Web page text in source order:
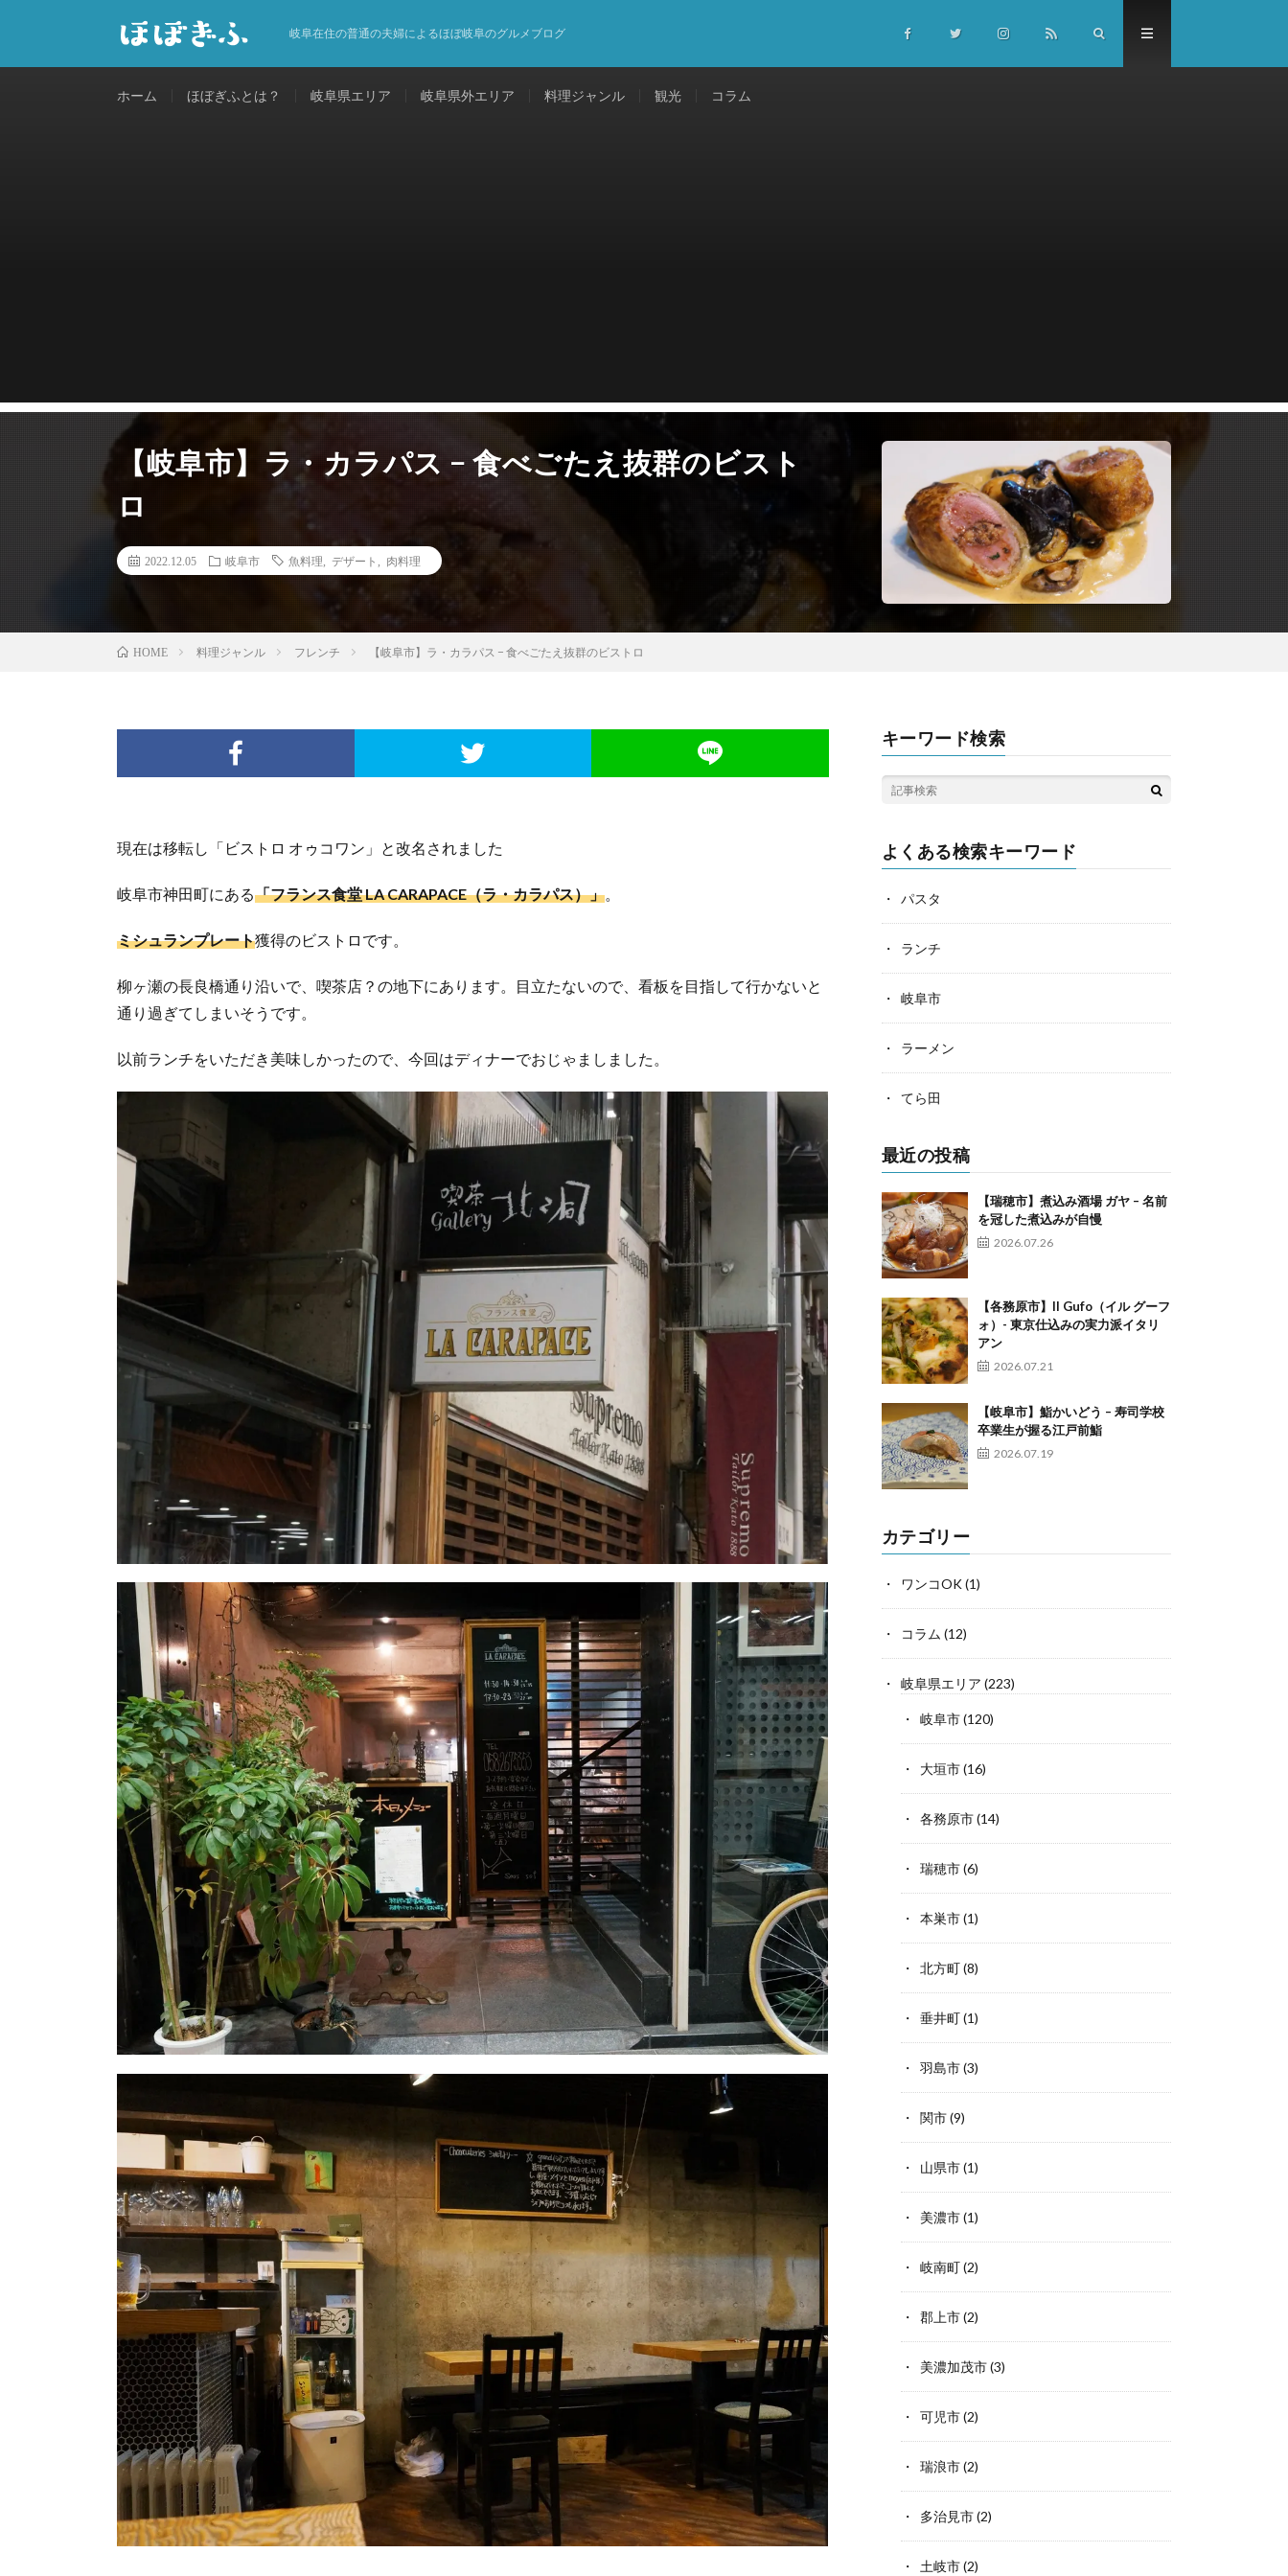
岐阜在住の普通の夫婦によるほぼ岐阜のグルメブログ
ホーム ほぼぎふとは？ 岐阜県エリア 岐阜県外エリア 料理ジャンル 観光 コラム
【岐阜市】ラ・カラパス − 食べごたえ抜群のビスト
ロ
2022.12.05 岐阜市 魚料理 デザート 肉料理
HOME 料理ジャンル フレンチ 【岐阜市】ラ・カラパス − 食べごたえ抜群のビストロ
現在は移転し「ビストロ オゥコワン」と改名されました
岐阜市神田町にある「フランス食堂 LA CARAPACE（ラ・カラパス）」。
ミシュランプレート獲得のビストロです。
柳ヶ瀬の長良橋通り沿いで、喫茶店？の地下にあります。目立たないので、看板を目指して行かないと
通り過ぎてしまいそうです。
以前ランチをいただき美味しかったので、今回はディナーでおじゃましました。
キーワード検索
よくある検索キーワード
パスタ
ランチ
岐阜市
ラーメン
てら田
最近の投稿
【瑞穂市】煮込み酒場 ガヤ – 名前
を冠した煮込みが自慢
2026.07.26
【各務原市】Il Gufo（イル グーフ
ォ）- 東京仕込みの実力派イタリ
アン
2026.07.21
【岐阜市】鮨かいどう – 寿司学校
卒業生が握る江戸前鮨
2026.07.19
カテゴリー
ワンコOK(1)
コラム (12)
岐阜県エリア (223)
岐阜市(120)
大垣市(16)
各務原市(14)
瑞穂市(6)
本巣市(1)
北方町(8)
垂井町(1)
羽島市(3)
関市(9)
山県市(1)
美濃市(1)
岐南町(2)
郡上市(2)
美濃加茂市(3)
可児市(2)
瑞浪市(2)
多治見市(2)
土岐市(2)